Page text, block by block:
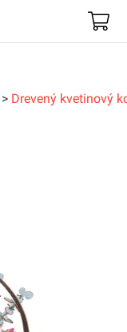
Drevený kvetinový